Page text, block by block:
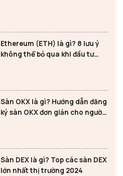
Ethereum (ETH) là gì? 8 lưu ý
không thể bỏ qua khi đầu tư
Sàn OKX là gì? Hướng dẫn đăng
ký sàn OKX đơn giản cho người
Sàn DEX là gì? Top các sàn DEX
lớn nhất thị trường 2024